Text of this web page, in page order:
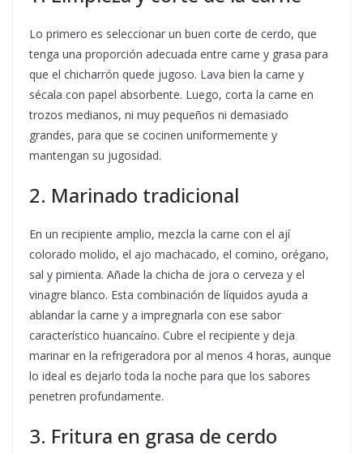
Lo primero es seleccionar un buen corte de cerdo, que
tenga una proporción adecuada entre carne y grasa para
que el chicharrón quede jugoso. Lava bien la carne y
sécala con papel absorbente. Luego, corta la carne en
trozos medianos, ni muy pequeños ni demasiado
grandes, para que se cocinen uniformemente y
mantengan su jugosidad.
2. Marinado tradicional
En un recipiente amplio, mezcla la carne con el ají
colorado molido, el ajo machacado, el comino, orégano,
sal y pimienta. Añade la chicha de jora o cerveza y el
vinagre blanco. Esta combinación de líquidos ayuda a
ablandar la carne y a impregnarla con ese sabor
característico huancaíno. Cubre el recipiente y deja
marinar en la refrigeradora por al menos 4 horas, aunque
lo ideal es dejarlo toda la noche para que los sabores
penetren profundamente.
3. Fritura en grasa de cerdo